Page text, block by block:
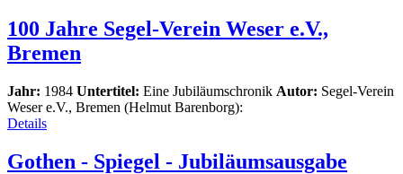
100 Jahre Segel-Verein Weser e.V.,
Bremen
Jahr: 1984 Untertitel: Eine Jubiläumschronik Autor: Segel-Verein
Weser e.V., Bremen (Helmut Barenborg):
Details
Gothen - Spiegel - Jubiläumsausgabe